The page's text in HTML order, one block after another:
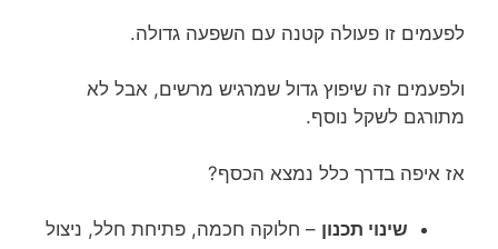
לפעמים זו פעולה קטנה עם השפעה גדולה.
ולפעמים זה שיפוץ גדול שמרגיש מרשים, אבל לא
מתורגם לשקל נוסף.
אז איפה בדרך כלל נמצא הכסף?
שינוי תכנון – חלוקה חכמה, פתיחת חלל, ניצול